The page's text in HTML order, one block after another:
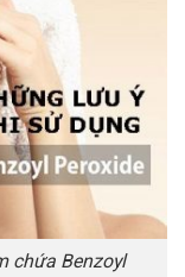
chứa Benzoyl